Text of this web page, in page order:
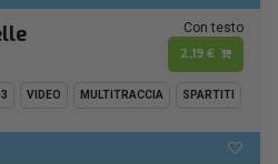
Con testo
2,19 €
VIDEO MULTITRACCIA SPARTITI